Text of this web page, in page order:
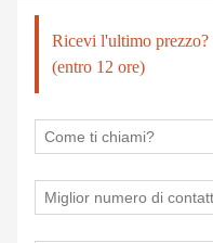
Ricevi l'ultimo prezzo?
(entro 12 ore)